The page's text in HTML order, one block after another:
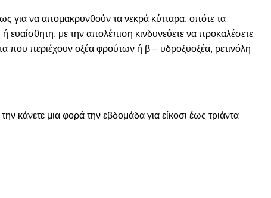
για να απομακρυνθούν τα νεκρά κύτταρα, οπότε τα
με την απολέπιση κινδυνεύετε να προκαλέσετε
που περιέχουν οξέα φρούτων ή β – υδροξυοξέα, ρετινόλη
κάνετε μια φορά την εβδομάδα για είκοσι έως τριάντα